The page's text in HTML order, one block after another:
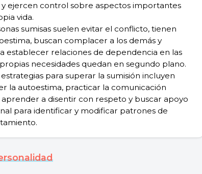
y ejercen control sobre aspectos importantes
vida.
sumisas suelen evitar el conflicto, tienen
buscan complacer a los demás y
establecer relaciones de dependencia en las
necesidades quedan en segundo plano.
para superar la sumisión incluyen
la autoestima, practicar la comunicación
aprender a disentir con respeto y buscar apoyo
para identificar y modificar patrones de